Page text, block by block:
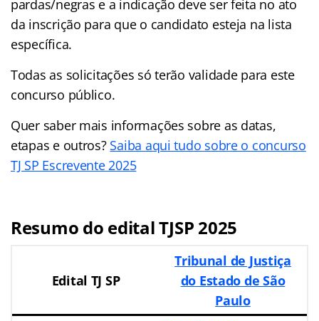
pardas/negras e a indicação deve ser feita no ato
da inscrição para que o candidato esteja na lista
específica.
Todas as solicitações só terão validade para este
concurso público.
Quer saber mais informações sobre as datas,
etapas e outros? Saiba aqui tudo sobre o concurso
TJ SP Escrevente 2025
Resumo do edital TJSP 2025
Edital TJ SP
Tribunal de Justiça
do Estado de São
Paulo